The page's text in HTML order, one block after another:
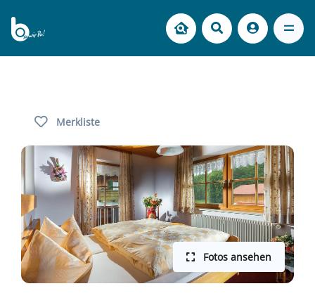
Merkliste
Fotos ansehen